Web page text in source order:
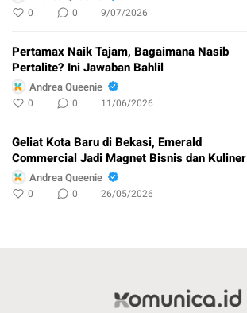
0 0 9/07/2026
Pertamax Naik Tajam, Bagaimana Nasib
Pertalite? Ini Jawaban Bahlil
Andrea Queenie
0 0 11/06/2026
Geliat Kota Baru di Bekasi, Emerald
Commercial Jadi Magnet Bisnis dan Kuliner
Andrea Queenie
0 0 26/05/2026